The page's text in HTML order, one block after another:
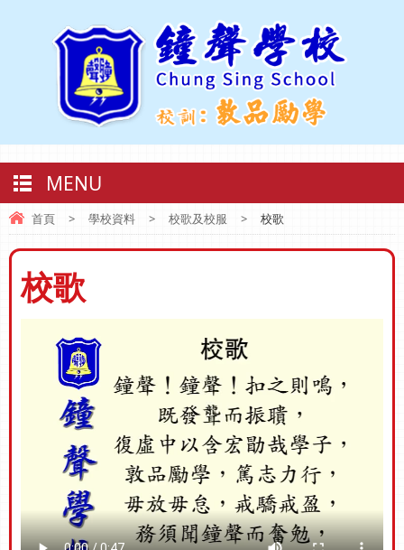
MENU
首頁 > 學校資料 > 校歌及校服 > 校歌
校歌